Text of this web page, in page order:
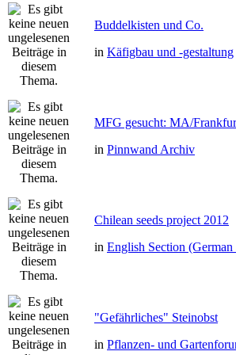
Buddelkisten und Co.
in Käfigbau und -gestaltung
MFG gesucht: MA/
in Pinnwand Archiv
Chilean seeds project 2012
in English Section (German
"Gefährliches" Steinobst
in Pflanzen- und